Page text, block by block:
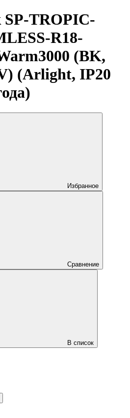
TROPIC-
R18-
(BK,
(Arlight, IP20
Избранное
Сравнение
В список